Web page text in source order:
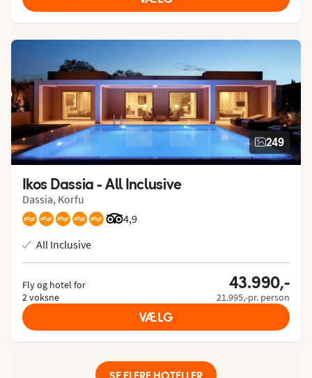
249
Ikos Dassia - All Inclusive
Dassia, Korfu
4,9
Bedømmelse fra Tripadvisor: 4.9 of 5
All Inclusive
Fly og hotel for
2 voksne
43.990,-
21.995,-pr. person
VÆLG
SE FLERE HOTELLER